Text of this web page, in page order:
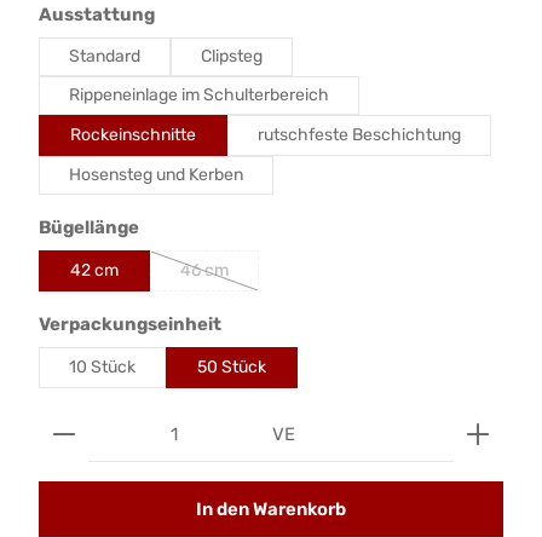
Ausstattungauswählen
Standard
Clipsteg
Rippeneinlage im Schulterbereich
Rockeinschnitte
rutschfeste Beschichtung
Hosensteg und Kerben
Bügellängeauswählen
42 cm 46 cm
Verpackungseinheitauswählen
10 Stück 50 Stück
Produkt Anzahl: Gib den gewünschten Wert
VE
In den Warenkorb